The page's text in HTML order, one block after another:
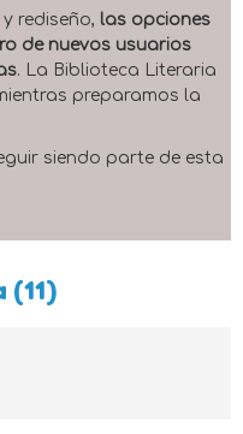
rediseño, las opciones
de nuevos usuarios
. La Biblioteca Literaria
preparamos la
siendo parte de esta
(11)